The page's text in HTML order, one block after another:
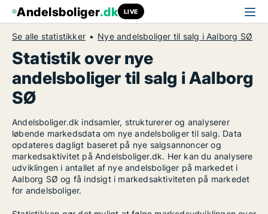
Andelsboliger.dk LIVE
Se alle statistikker Nye andelsboliger til salg i Aalborg SØ
Statistik over nye
andelsboliger til salg i Aalborg
SØ
Andelsboliger.dk indsamler, strukturerer og analyserer
løbende markedsdata om nye andelsboliger til salg. Data
opdateres dagligt baseret på nye salgsannoncer og
markedsaktivitet på Andelsboliger.dk. Her kan du analysere
udviklingen i antallet af nye andelsboliger på markedet i
Aalborg SØ og få indsigt i markedsaktiviteten på markedet
for andelsboliger.